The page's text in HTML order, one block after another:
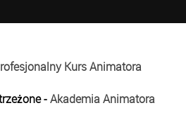
Kurs Animatora
-Akademia Animatora